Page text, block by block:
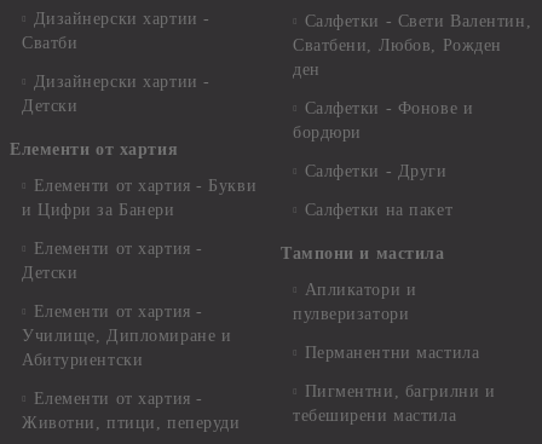
Дизайнерски хартии -
Сватби
Дизайнерски хартии -
Детски
Елементи от хартия
Елементи от хартия - Букви
и Цифри за Банери
Елементи от хартия -
Детски
Елементи от хартия -
Училище, Дипломиране и
Абитуриентски
Елементи от хартия -
Животни, птици, пеперуди
Салфетки - Свети Валентин,
Сватбени, Любов, Рожден
ден
Салфетки - Фонове и
бордюри
Салфетки - Други
Салфетки на пакет
Тампони и мастила
Апликатори и
пулверизатори
Перманентни мастила
Пигментни, багрилни и
тебеширени мастила